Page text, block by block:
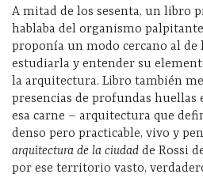
A mitad de los sesenta, un libro
hablaba del organismo
proponía un modo cercano al de
estudiarla y entender su
la arquitectura. Libro también
presencias de profundas huellas
esa carne – arquitectura que
denso pero practicable, vivo y
arquitectura de la ciudad de Rossi
por ese territorio vasto,